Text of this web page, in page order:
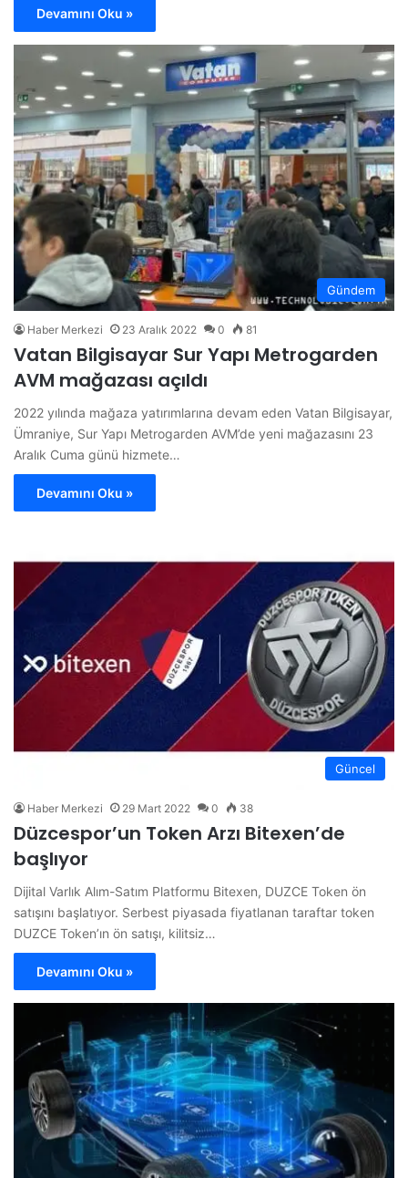
Devamını Oku »
Gündem
Haber Merkezi 23 Aralık 2022 0 81
Vatan Bilgisayar Sur Yapı Metrogarden
AVM mağazası açıldı
2022 yılında mağaza yatırımlarına devam eden Vatan Bilgisayar,
Ümraniye, Sur Yapı Metrogarden AVM’de yeni mağazasını 23
Aralık Cuma günü hizmete…
Devamını Oku »
Güncel
Haber Merkezi 29 Mart 2022 0 38
Düzcespor’un Token Arzı Bitexen’de
başlıyor
Dijital Varlık Alım-Satım Platformu Bitexen, DUZCE Token ön
satışını başlatıyor. Serbest piyasada fiyatlanan taraftar token
DUZCE Token’ın ön satışı, kilitsiz…
Devamını Oku »